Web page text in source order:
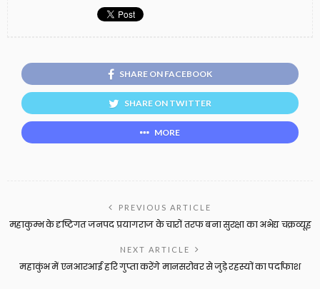
SHARE ON FACEBOOK
SHARE ON TWITTER
MORE
PREVIOUS ARTICLE
महाकुम्भ के दृष्टिगत जनपद प्रयागराज के चारों तरफ बना सुरक्षा का अभेद्य चक्रव्यूह
NEXT ARTICLE
महाकुंभ में एनआरआई हरि गुप्ता करेंगे मानसरोवर से जुड़े रहस्यों का पर्दाफाश